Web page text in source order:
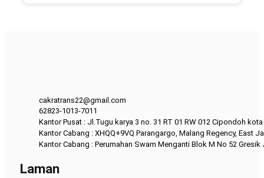
cakratrans22@gmail.com
62823-1013-7011
Kantor Pusat : Jl.Tugu karya 3 no. 31 RT 01 RW 012 Cipondoh
Kantor Cabang : XHQQ+9VQ Parangargo, Malang Regency, East
Kantor Cabang : Perumahan Swam Menganti Blok M No 52 Gresik
Laman